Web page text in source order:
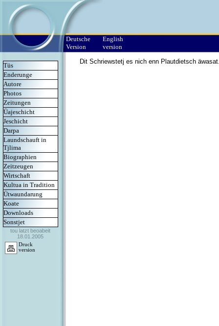
Deutsche
Version
English
version
Tüs
Enderunge
Autore
Photos
Zeitungen
Üajeschicht
Jeschicht
Darpa
Laundschauft in
Tjlima
Biographien
Zeitzeugen
Wirtschaft
Kultua in Tradition
Ütwaundarung
Koate
Downloads
Sonstjet
tou latzt beoabeit
18.01.2005
Druck
version
Dit Schriewstetj es nich enn Plautdietsch